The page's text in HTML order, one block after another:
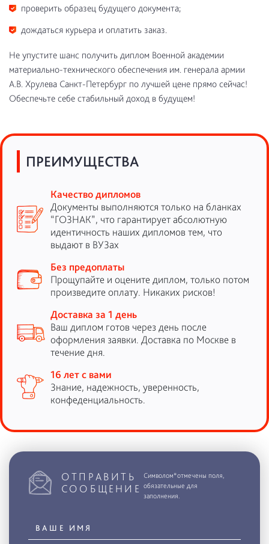
проверить образец будущего документа;
дождаться курьера и оплатить заказ.
Не упустите шанс получить диплом Военной академии
материально-технического обеспечения им. генерала армии
А.В. Хрулева Санкт-Петербург по лучшей цене прямо сейчас!
Обеспечьте себе стабильный доход в будущем!
ПРЕИМУЩЕСТВА
Качество дипломов
Документы выполняются только на бланках
“ГОЗНАК”, что гарантирует абсолютную
идентичность наших дипломов тем, что
выдают в ВУЗах
Без предоплаты
Прощупайте и оцените диплом, только потом
произведите оплату. Никаких рисков!
Доставка за 1 день
Ваш диплом готов через день после
оформления заявки. Доставка по Москве в
течение дня.
16 лет с вами
Знание, надежность, уверенность,
конфеденциальность.
ОТПРАВИТЬ
СООБЩЕНИЕ
Символом*отмечены поля,
обязательные для
заполнения.